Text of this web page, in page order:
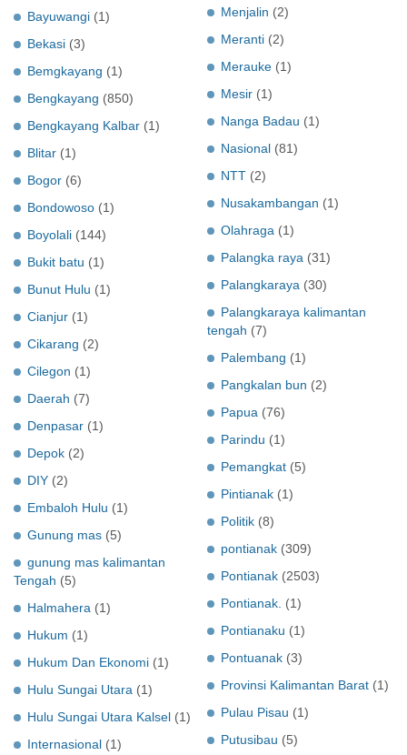
Bayuwangi (1)
Bekasi (3)
Bemgkayang (1)
Bengkayang (850)
Bengkayang Kalbar (1)
Blitar (1)
Bogor (6)
Bondowoso (1)
Boyolali (144)
Bukit batu (1)
Bunut Hulu (1)
Cianjur (1)
Cikarang (2)
Cilegon (1)
Daerah (7)
Denpasar (1)
Depok (2)
DIY (2)
Embaloh Hulu (1)
Gunung mas (5)
gunung mas kalimantan
Tengah (5)
Halmahera (1)
Hukum (1)
Hukum Dan Ekonomi (1)
Hulu Sungai Utara (1)
Hulu Sungai Utara Kalsel (1)
Internasional (1)
Menjalin (2)
Meranti (2)
Merauke (1)
Mesir (1)
Nanga Badau (1)
Nasional (81)
NTT (2)
Nusakambangan (1)
Olahraga (1)
Palangka raya (31)
Palangkaraya (30)
Palangkaraya kalimantan
tengah (7)
Palembang (1)
Pangkalan bun (2)
Papua (76)
Parindu (1)
Pemangkat (5)
Pintianak (1)
Politik (8)
pontianak (309)
Pontianak (2503)
Pontianak. (1)
Pontianaku (1)
Pontuanak (3)
Provinsi Kalimantan Barat (1)
Pulau Pisau (1)
Putusibau (5)